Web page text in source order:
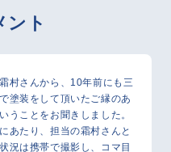
ント
村さんから、10年前にも三
塗装をして頂いたご縁のあ
うことをお聞きしました。
あたり、担当の霜村さんと
況は携帯で撮影し、コマ目